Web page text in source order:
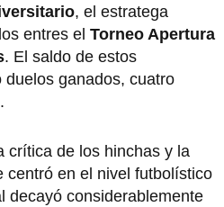
, el estratega
entres el Torneo Apertura
. El saldo de estos
ganados, cuatro
crítica de los hinchas y la
centró en el nivel futbolístico
decayó considerablemente